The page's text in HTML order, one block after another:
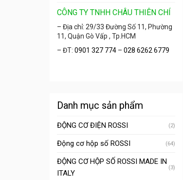
CÔNG TY TNHH CHÂU THIÊN CHÍ
– Địa chỉ: 29/33 Đường Số 11, Phường
11, Quận Gò Vấp , Tp.HCM
– ĐT: 0901 327 774 – 028 6262 6779
Danh mục sản phẩm
ĐỘNG CƠ ĐIỆN ROSSI (2)
Động cơ hộp số ROSSI (64)
ĐỘNG CƠ HỘP SỐ ROSSI MADE IN
ITALY
(3)